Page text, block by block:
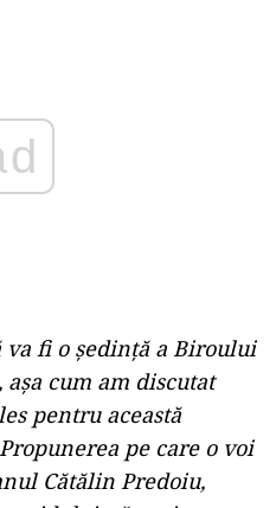
fi o ședință a Biroului
cum am discutat
pentru această
pe care o voi
Cătălin Predoiu,